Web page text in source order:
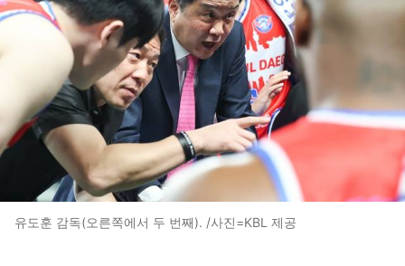
유도훈 감독(오른쪽에서 두 번째). /사진=KBL 제공